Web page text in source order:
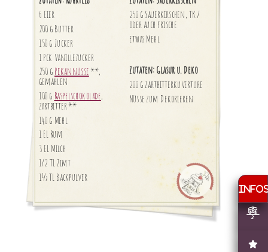
6 Eier
200 g Butter
150 g Zucker
1 Pck Vanillezucker
250 gPekannüsse**,
gemahlen
100 g Raspelschokolade,
zartbitter **
140 g Mehl
1 EL Rum
3 EL Milch
1/2 TL Zimt
1½ TL Backpulver
250 g Sauerkirschen, TK /
oder auch frische
etwas Mehl
Zutaten: Glasur u. Deko
200 g Zartbitterkuvertüre
Nüsse zum Dekorieren